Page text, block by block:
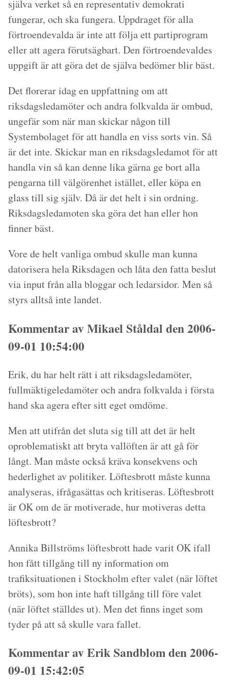
själva verket så en representativ demokrati
fungerar, och ska fungera. Uppdraget för alla
förtroendevalda är inte att följa ett partiprogram
eller att agera förutsägbart. Den förtroendevaldes
uppgift är att göra det de själva bedömer blir bäst.
Det florerar idag en uppfattning om att
riksdagsledamöter och andra folkvalda är ombud,
ungefär som när man skickar någon till
Systembolaget för att handla en viss sorts vin. Så
är det inte. Skickar man en riksdagsledamot för att
handla vin så kan denne lika gärna ge bort alla
pengarna till välgörenhet istället, eller köpa en
glass till sig själv. Då är det helt i sin ordning.
Riksdagsledamoten ska göra det han eller hon
finner bäst.
Vore de helt vanliga ombud skulle man kunna
datorisera hela Riksdagen och låta den fatta beslut
via input från alla bloggar och ledarsidor. Men så
styrs alltså inte landet.
Kommentar av Mikael Ståldal den 2006-
09-01 10:54:00
Erik, du har helt rätt i att riksdagsledamöter,
fullmäktigeledamöter och andra folkvalda i första
hand ska agera efter sitt eget omdöme.
Men att utifrån det sluta sig till att det är helt
oproblematiskt att bryta vallöften är att gå för
långt. Man måste också kräva konsekvens och
hederlighet av politiker. Löftesbrott måste kunna
analyseras, ifrågasättas och kritiseras. Löftesbrott
är OK om de är motiverade, hur motiveras detta
löftesbrott?
Annika Billströms löftesbrott hade varit OK ifall
hon fått tillgång till ny information om
trafiksituationen i Stockholm efter valet (när löftet
bröts), som hon inte haft tillgång till före valet
(när löftet ställdes ut). Men det finns inget som
tyder på att så skulle vara fallet.
Kommentar av Erik Sandblom den 2006-
09-01 15:42:05